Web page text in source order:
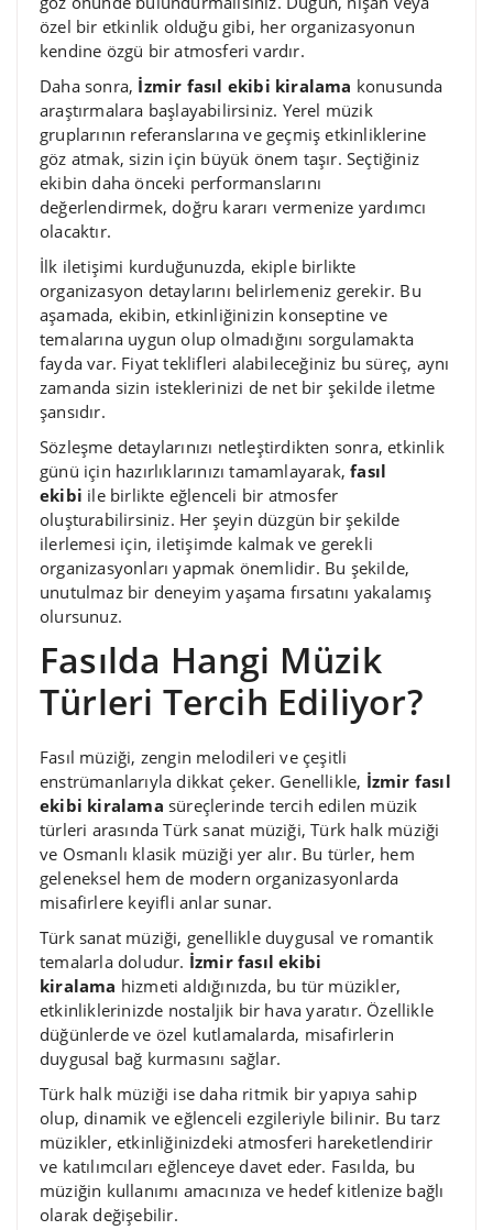
özel bir etkinlik olduğu gibi, her organizasyonun
kendine özgü bir atmosferi vardır.
Daha sonra, İzmir fasıl ekibi kiralama konusunda
araştırmalara başlayabilirsiniz. Yerel müzik
gruplarının referanslarına ve geçmiş etkinliklerine
göz atmak, sizin için büyük önem taşır. Seçtiğiniz
ekibin daha önceki performanslarını
değerlendirmek, doğru kararı vermenize yardımcı
olacaktır.
İlk iletişimi kurduğunuzda, ekiple birlikte
organizasyon detaylarını belirlemeniz gerekir. Bu
aşamada, ekibin, etkinliğinizin konseptine ve
temalarına uygun olup olmadığını sorgulamakta
fayda var. Fiyat teklifleri alabileceğiniz bu süreç, aynı
zamanda sizin isteklerinizi de net bir şekilde iletme
şansıdır.
Sözleşme detaylarınızı netleştirdikten sonra, etkinlik
günü için hazırlıklarınızı tamamlayarak,fasıl
ekibi ile birlikte eğlenceli bir atmosfer
oluşturabilirsiniz. Her şeyin düzgün bir şekilde
ilerlemesi için, iletişimde kalmak ve gerekli
organizasyonları yapmak önemlidir. Bu şekilde,
unutulmaz bir deneyim yaşama fırsatını yakalamış
olursunuz.
Fasılda Hangi Müzik
Türleri Tercih Ediliyor?
Fasıl müziği, zengin melodileri ve çeşitli
enstrümanlarıyla dikkat çeker. Genellikle, İzmir fasıl
ekibi kiralama süreçlerinde tercih edilen müzik
türleri arasında Türk sanat müziği, Türk halk müziği
ve Osmanlı klasik müziği yer alır. Bu türler, hem
geleneksel hem de modern organizasyonlarda
misafirlere keyifli anlar sunar.
Türk sanat müziği, genellikle duygusal ve romantik
temalarla doludur. İzmir fasıl ekibi
kiralama hizmeti aldığınızda, bu tür müzikler,
etkinliklerinizde nostaljik bir hava yaratır. Özellikle
düğünlerde ve özel kutlamalarda, misafirlerin
duygusal bağ kurmasını sağlar.
Türk halk müziği ise daha ritmik bir yapıya sahip
olup, dinamik ve eğlenceli ezgileriyle bilinir. Bu tarz
müzikler, etkinliğinizdeki atmosferi hareketlendirir
ve katılımcıları eğlenceye davet eder. Fasılda, bu
müziğin kullanımı amacınıza ve hedef kitlenize bağlı
olarak değişebilir.